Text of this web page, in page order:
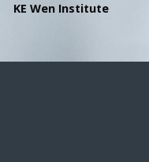
KE Wen Institute